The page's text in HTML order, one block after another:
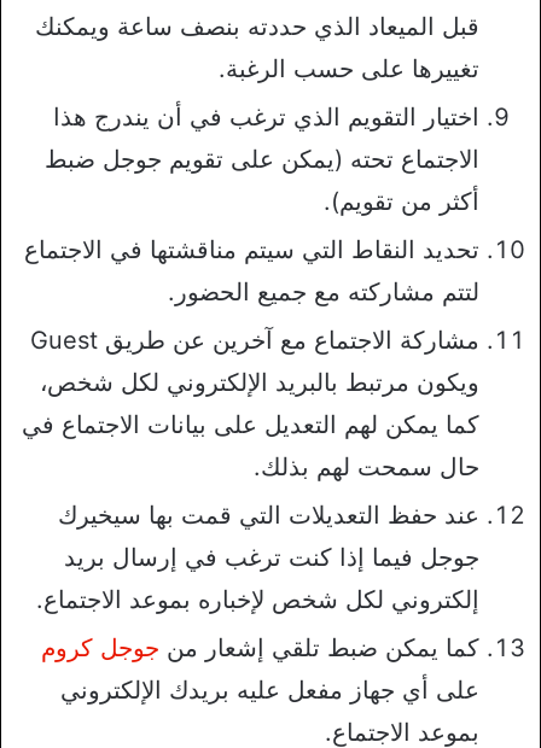
قبل الميعاد الذي حددته بنصف ساعة ويمكنك
تغييرها على حسب الرغبة.
اختيار التقويم الذي ترغب في أن يندرج هذا
الاجتماع تحته (يمكن على تقويم جوجل ضبط
أكثر من تقويم).
تحديد النقاط التي سيتم مناقشتها في الاجتماع
لتتم مشاركته مع جميع الحضور.
مشاركة الاجتماع مع آخرين عن طريق Guest
ويكون مرتبط بالبريد الإلكتروني لكل شخص،
كما يمكن لهم التعديل على بيانات الاجتماع في
حال سمحت لهم بذلك.
عند حفظ التعديلات التي قمت بها سيخيرك
جوجل فيما إذا كنت ترغب في إرسال بريد
إلكتروني لكل شخص لإخباره بموعد الاجتماع.
كما يمكن ضبط تلقي إشعار من جوجل كروم
على أي جهاز مفعل عليه بريدك الإلكتروني
بموعد الاجتماع.